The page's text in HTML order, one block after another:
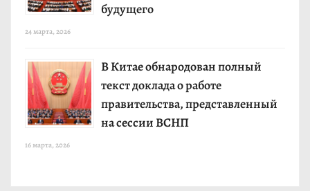
будущего
24 марта, 2026
В Китае обнародован полный
текст доклада о работе
правительства, представленный
на сессии ВСНП
16 марта, 2026